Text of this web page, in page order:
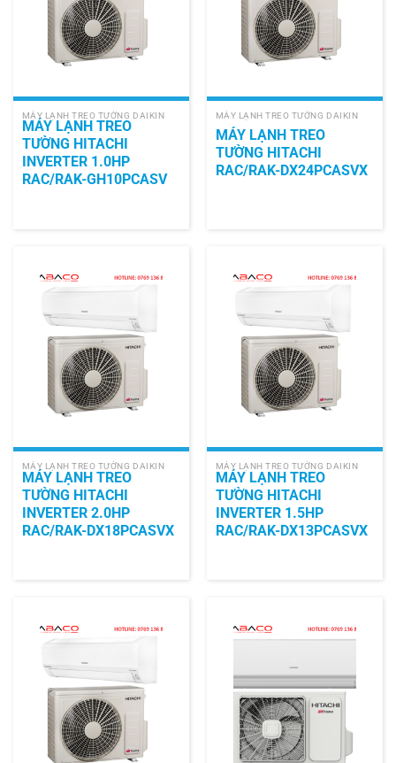
MÁY LẠNH TREO TƯỜNG DAIKIN
MÁY LẠNH TREO
TƯỜNG HITACHI
INVERTER 1.0HP
RAC/RAK-GH10PCASV
MÁY LẠNH TREO TƯỜNG DAIKIN
MÁY LẠNH TREO
TƯỜNG HITACHI
RAC/RAK-DX24PCASVX
MÁY LẠNH TREO TƯỜNG DAIKIN
MÁY LẠNH TREO
TƯỜNG HITACHI
INVERTER 2.0HP
RAC/RAK-DX18PCASVX
MÁY LẠNH TREO TƯỜNG DAIKIN
MÁY LẠNH TREO
TƯỜNG HITACHI
INVERTER 1.5HP
RAC/RAK-DX13PCASVX